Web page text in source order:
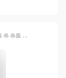
【上下2点セット】 セットアップ メンズ 秋 秋服 春 春服 オフィスカジュアル 上下セット ノーカラージャケット テーラードジャケット テーパードパンツ イージーパンツ ストレッチ キレイめ ブラック チャコール ネイビー ブラウン